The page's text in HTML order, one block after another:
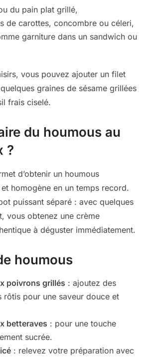
du pain plat grillé,
de carottes, concombre ou céleri,
garniture dans un sandwich ou
vous pouvez ajouter un filet
graines de sésame grillées
frais ciselé.
du houmous au
?
d’obtenir un houmous
homogène en un temps record.
puissant séparé : avec quelques
vous obtenez une crème
à déguster immédiatement.
houmous
poivrons grillés : ajoutez des
rôtis pour une saveur douce et
betteraves : pour une touche
sucrée.
: relevez votre préparation avec